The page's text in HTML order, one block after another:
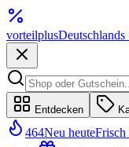
vorteilplusDeutschlands
Entdecken
464Neu heuteFrisch